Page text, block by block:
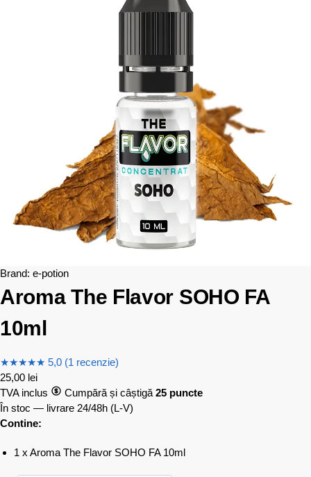
Brand: e-potion
Aroma The Flavor SOHO FA
10ml
★★★★★ 5,0 (1 recenzie)
25,00 lei
TVA inclus
Cumpără și câștigă 25 puncte
În stoc — livrare 24/48h (L-V)
Contine:
1 x Aroma The Flavor SOHO FA 10ml